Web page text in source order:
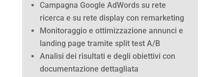
Campagna Google AdWords su rete
ricerca e su rete display con remarketing
Monitoraggio e ottimizzazione annunci e
landing page tramite split test A/B
Analisi dei risultati e degli obiettivi con
documentazione dettagliata